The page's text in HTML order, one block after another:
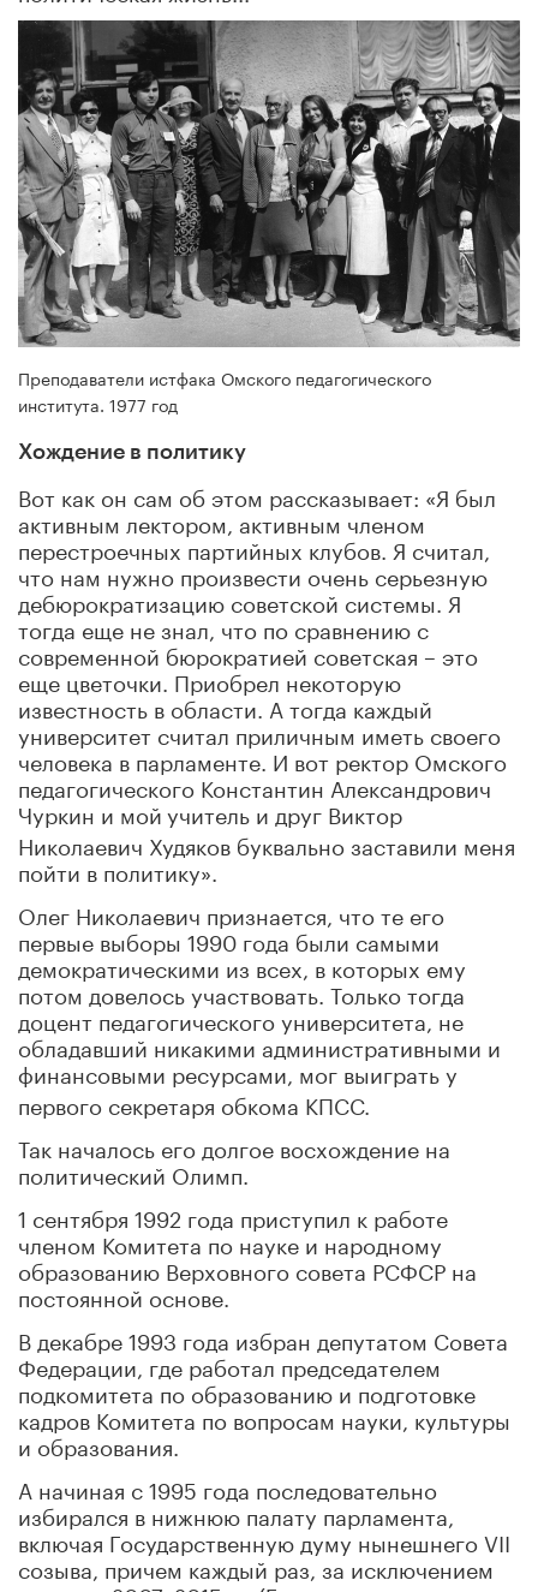
Преподаватели истфака Омского педагогического
института. 1977 год
Хождение в политику
Вот как он сам об этом рассказывает: «Я был
активным лектором, активным членом
перестроечных партийных клубов. Я считал,
что нам нужно произвести очень серьезную
дебюрократизацию советской системы. Я
тогда еще не знал, что по сравнению с
современной бюрократией советская – это
еще цветочки. Приобрел некоторую
известность в области. А тогда каждый
университет считал приличным иметь своего
человека в парламенте. И вот ректор Омского
педагогического Константин Александрович
Чуркин и мойучитель и друг Виктор
Николаевич Худяков буквально заставили меня
пойти в политику».
Олег Николаевич признается, что те его
первые выборы 1990 года были самыми
демократическими из всех, в которых ему
потом довелось участвовать. Только тогда
доцент педагогического университета, не
обладавший никакими административными и
финансовыми ресурсами, мог выиграть у
первого секретаря обкома КПСС.
Так началось его долгое восхождение на
политический Олимп.
1 сентября 1992 года приступил к работе
членом Комитета по науке и народному
образованию Верховного совета РСФСР на
постоянной основе.
В декабре 1993 года избран депутатом Совета
Федерации, где работал председателем
подкомитета по образованию и подготовке
кадров Комитета по вопросам науки, культуры
и образования.
А начиная с 1995 года последовательно
избирался в нижнюю палату парламента,
включая Государственную думу нынешнего VII
созыва, причем каждый раз, за исключением